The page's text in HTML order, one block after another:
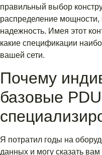
правильный выбор
распределение мощности,
надежность. Имея этот
какие спецификации
вашей сети.
Почему
базовые
Я потратил годы на
данных и могу сказать